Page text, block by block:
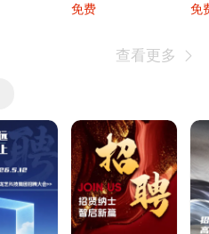
免费 免
查看更多 